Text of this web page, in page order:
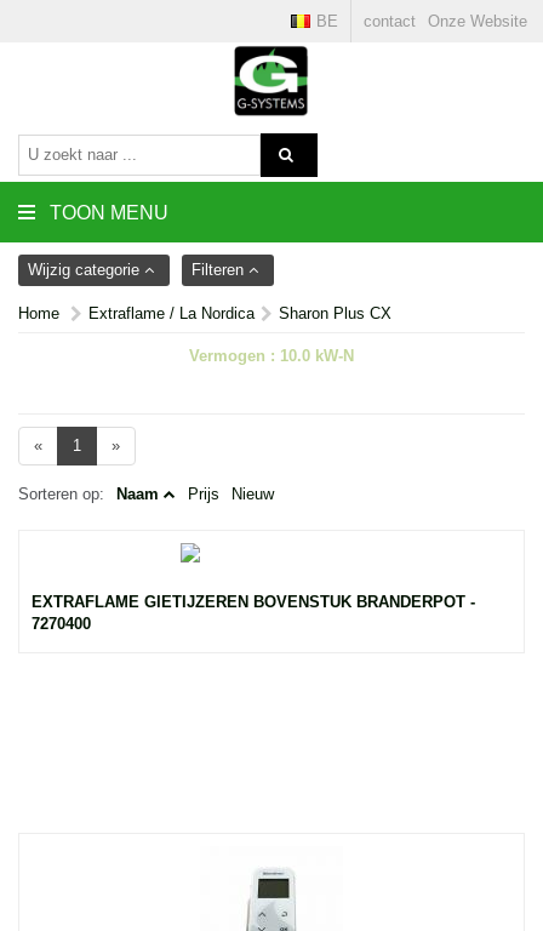
contact Onze Website
BE
TOON MENU
Wijzig categorie Filteren
Home Extraflame / La Nordica Sharon Plus CX
Vermogen : 10.0 kW-N
« 1 »
Sorteren op: Naam Prijs Nieuw
EXTRAFLAME GIETIJZEREN BOVENSTUK BRANDERPOT -
7270400